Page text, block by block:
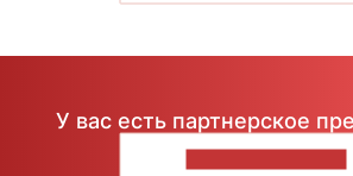
У вас есть партнерское